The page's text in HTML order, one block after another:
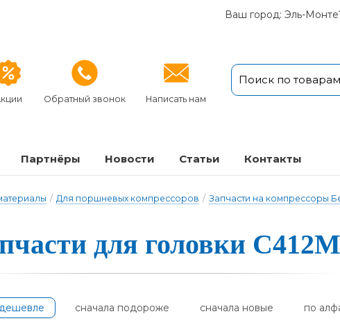
Ваш город: Эль-
Обратный звонок Написать нам
Партнёры Новости Статьи Кон­так­ты
/ Для поршневых компрессоров / Запчасти на компрессоры
для голов­ки С412М
сначала подороже сначала новые по